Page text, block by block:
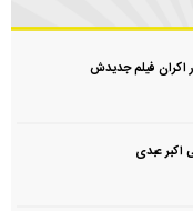
اکران فیلم جدیدش
اکبر عبدی